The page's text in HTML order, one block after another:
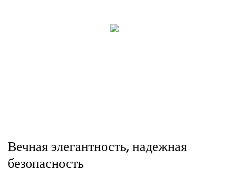
Вечная элегантность, надежная
безопасность